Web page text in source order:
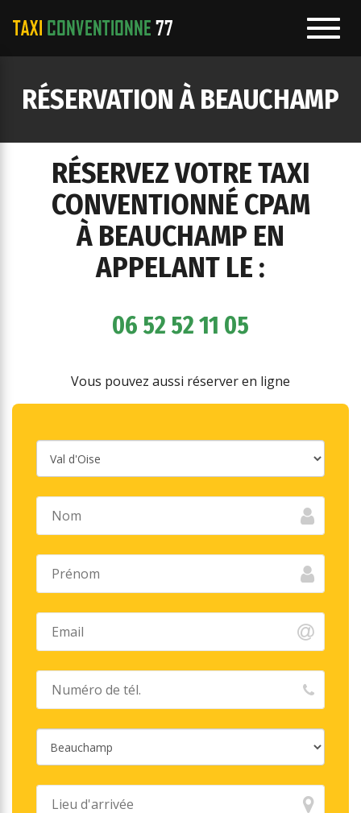
RÉSERVATION À BEAUCHAMP
RÉSERVEZ VOTRE TAXI
CONVENTIONNÉ CPAM
À BEAUCHAMP EN
APPELANT LE :
06 52 52 11 05
Vous pouvez aussi réserver en ligne